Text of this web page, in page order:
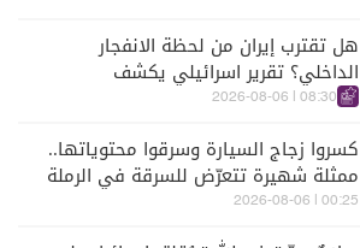
هل تقترب إيران من لحظة الانفجار
الداخلي؟ تقرير اسرائيلي يكشف
الكواليس
08:30 | 2026-08-06
كسروا زجاج السيارة وسرقوا محتوياتها..
ممثلة شهيرة تتعرّض للسرقة في الرملة
البيضاء (فيديو)
00:25 | 2026-08-06